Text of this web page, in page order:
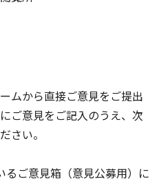
ムから直接ご意見をご提出
ご意見をご記入のうえ、次
さい。
ご意見箱（意見公募用）に